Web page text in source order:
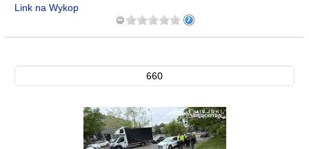
Link na Wykop
660